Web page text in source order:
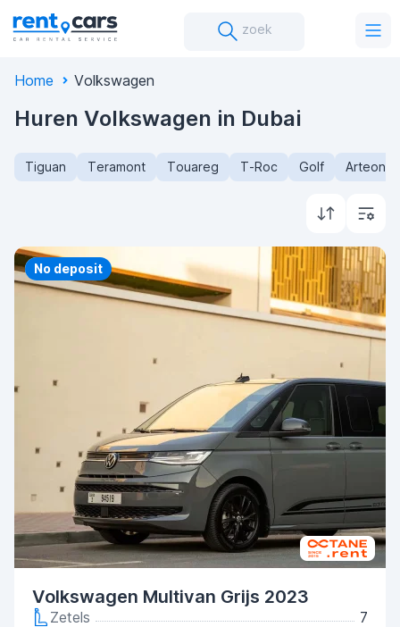
zoek
Home Volkswagen
Huren Volkswagen in Dubai
Tiguan Teramont Touareg T-Roc Golf Arteon
Priority
No deposit
Volkswagen Multivan Grijs 2023
Zetels
7